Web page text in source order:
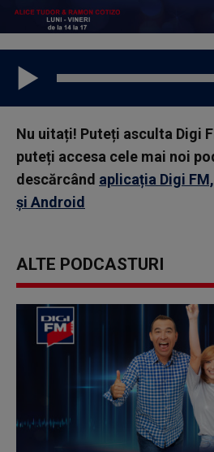
Nu uitați! Puteți asculta Digi
puteți accesa cele mai noi
descărcând aplicația Digi
și Android
ALTE PODCASTURI